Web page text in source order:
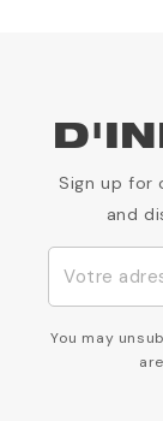
Sign up for
and
You may